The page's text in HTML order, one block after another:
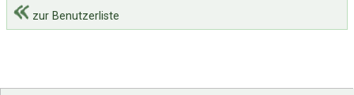
zur Benutzerliste